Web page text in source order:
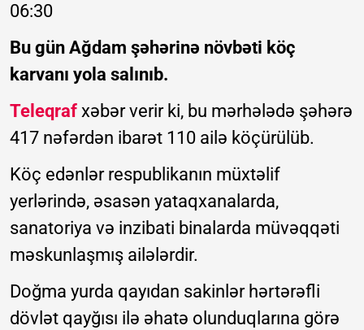
06:30
Bu gün Ağdam şəhərinə növbəti köç
karvanı yola salınıb.
Teleqraf xəbər verir ki, bu mərhələdə şəhərə
417 nəfərdən ibarət 110 ailə köçürülüb.
Köç edənlər respublikanın müxtəlif
yerlərində, əsasən yataqxanalarda,
sanatoriya və inzibati binalarda müvəqqəti
məskunlaşmış ailələrdir.
Doğma yurda qayıdan sakinlər hərtərəfli
dövlət qayğısı ilə əhatə olunduqlarına görə